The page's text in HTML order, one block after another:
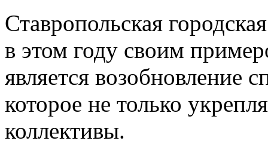
Ставропольская
в этом году своим
является возобновление
которое не только
коллективы.